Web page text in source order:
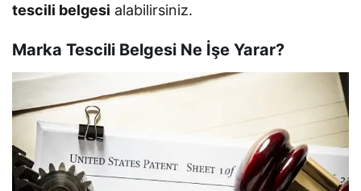
tescili belgesi alabilirsiniz.
Marka Tescili Belgesi Ne İşe Yarar?